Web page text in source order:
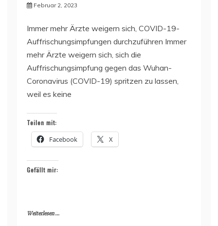
Februar 2, 2023
Immer mehr Ärzte weigern sich, COVID-19-
Auffrischungsimpfungen durchzuführen Immer
mehr Ärzte weigern sich, sich die
Auffrischungsimpfung gegen das Wuhan-
Coronavirus (COVID-19) spritzen zu lassen,
weil es keine
Teilen mit:
Facebook X
Gefällt mir:
Weiterlesen ...